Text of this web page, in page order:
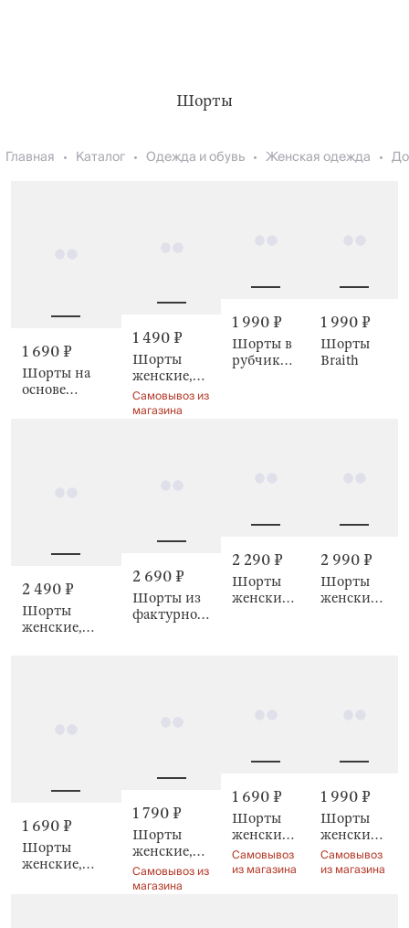
Шорты
Главная Каталог Одежда и обувь Женская одежда
1 690 ₽
Шорты на
основе
1 490 ₽
Шорты
женские,
Meryl
Самовывоз из
магазина
1 990 ₽
Шорты в
рубчик
1 990 ₽
Шорты
Braith
2 490 ₽
Шорты
женские,
2 690 ₽
Шорты из
фактурной
2 290 ₽
Шорты
женские
2 990 ₽
Шорты
женские,
1 690 ₽
Шорты
женские,
1 790 ₽
Шорты
женские,
Jocelyn
Самовывоз из
магазина
1 690 ₽
Шорты
женские,
Madmina
Самовывоз
из магазина
1 990 ₽
Шорты
женские,
Nataly
Самовывоз
из магазина